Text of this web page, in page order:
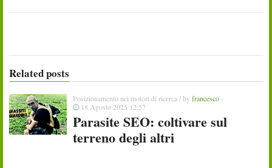
Related posts
Posizionamento nei motori di ricerca/ by francesco-
18 Agosto 2025 12:57
Parasite SEO: coltivare sul
terreno degli altri